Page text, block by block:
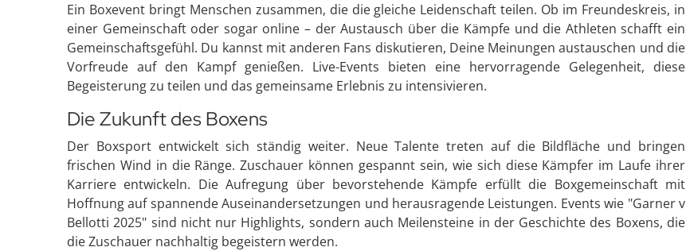
Ein Boxevent bringt Menschen zusammen, die die gleiche Leidenschaft teilen. Ob im Freundeskreis, in
einer Gemeinschaft oder sogar online – der Austausch über die Kämpfe und die Athleten schafft ein
Gemeinschaftsgefühl. Du kannst mit anderen Fans diskutieren, Deine Meinungen austauschen und die
Vorfreude auf den Kampf genießen. Live-Events bieten eine hervorragende Gelegenheit, diese
Begeisterung zu teilen und das gemeinsame Erlebnis zu intensivieren.
Die Zukunft des Boxens
Der Boxsport entwickelt sich ständig weiter. Neue Talente treten auf die Bildfläche und bringen
frischen Wind in die Ränge. Zuschauer können gespannt sein, wie sich diese Kämpfer im Laufe ihrer
Karriere entwickeln. Die Aufregung über bevorstehende Kämpfe erfüllt die Boxgemeinschaft mit
Hoffnung auf spannende Auseinandersetzungen und herausragende Leistungen. Events wie "Garner v
Bellotti 2025" sind nicht nur Highlights, sondern auch Meilensteine in der Geschichte des Boxens, die
die Zuschauer nachhaltig begeistern werden.